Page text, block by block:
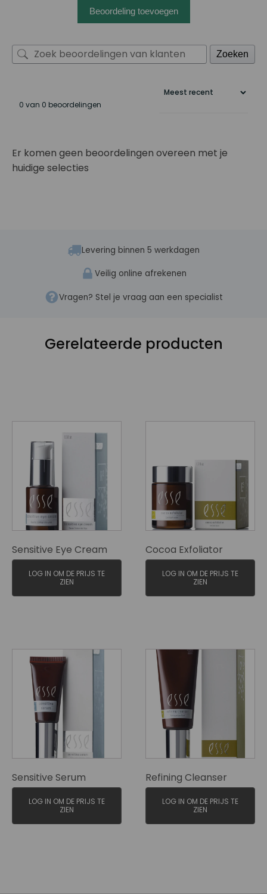
Beoordeling toevoegen
Zoeken
0 van 0 beoordelingen
Er komen geen beoordelingen overeen met je
huidige selecties
Levering binnen 5 werkdagen
Veilig online afrekenen
Vragen? Stel je vraag aan een specialist
Gerelateerde producten
Sensitive Eye Cream
LOG IN OM DE PRIJS TE
ZIEN
Cocoa Exfoliator
LOG IN OM DE PRIJS TE
ZIEN
Sensitive Serum
LOG IN OM DE PRIJS TE
ZIEN
Refining Cleanser
LOG IN OM DE PRIJS TE
ZIEN